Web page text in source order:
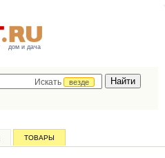
дом и дача
Искать
везде
ТОВАРЫ